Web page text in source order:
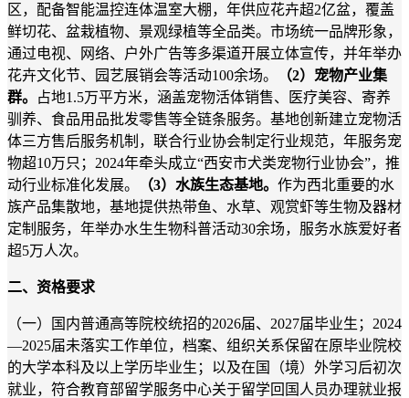
区，配备智能温控连体温室大棚，年供应花卉超2亿盆，覆盖
鲜切花、盆栽植物、景观绿植等全品类。市场统一品牌形象，
通过电视、网络、户外广告等多渠道开展立体宣传， 并年举办
花卉文化节、园艺展销会等活动100余场。
（2）宠物产业集
群。
占地1.5万平方米，涵盖宠物活体销售、医疗美容、寄养
驯养、食品用品批发零售等全链条服务。 基地创新建立宠物活
体三方售后服务机制，联合行业协会制定行业规范，年服务宠
物超10万只 ； 2024年牵头成立“西安市犬类宠物行业协会”，推
动行业标准化发展。
（3）水族生态基地。 作为西北重要的水
族产品集散地， 基地提供热带鱼、水草、观赏虾等生物及器材
定制服务，年举办水生生物科普活动30余场，服务水族爱好者
超5万人次。
二、资格要求
（一）国内普通高等院校统招的2026届、 2027届毕业生 ； 2024
—2025届未落实工作单位， 档案、组织关系保留在原毕业院校
的大学本科及以上学历毕业生 ； 以及在国（境）外学习后初次
就业， 符合教育部留学服务中心关于留学回国人员办理就业报